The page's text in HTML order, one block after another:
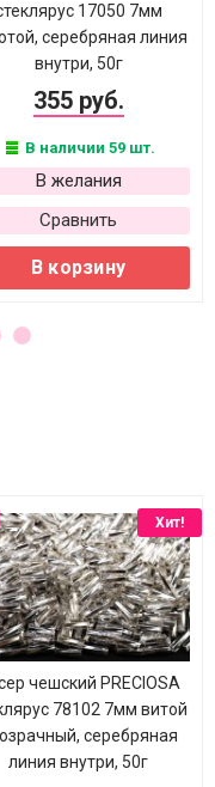
17050 7мм
серебряная линия
внутри, 50г
355 руб.
В наличии 59 шт.
В желания
Сравнить
В корзину
Хит!
чешский PRECIOSA
78102 7мм витой
серебряная
линия внутри, 50г